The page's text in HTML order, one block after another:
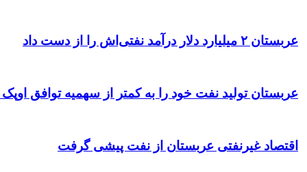
عربستان ۲ میلیارد دلار درآمد نفتی‌اش را از دست داد
عربستان تولید نفت خود را به کمتر از سهمیه توافق
اقتصاد غیرنفتی عربستان از نفت پیشی گرفت